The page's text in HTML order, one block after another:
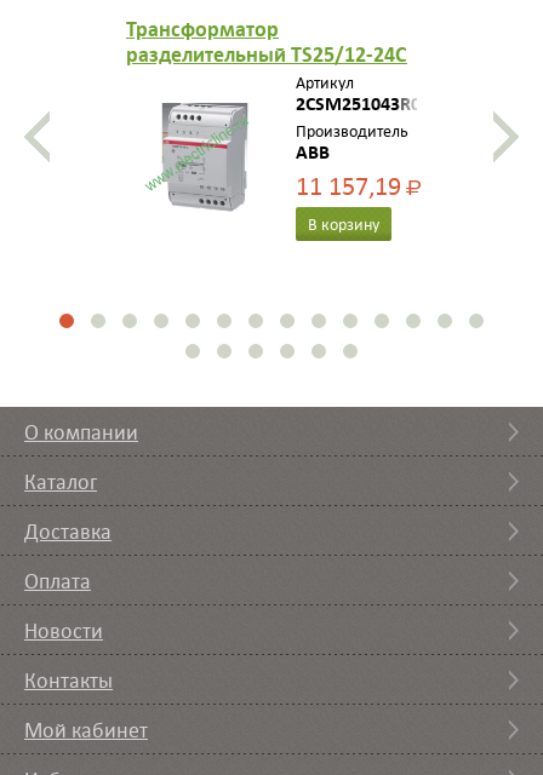
Трансформатор
разделительный TS25/12-24C
Артикул
2CSM251043R0811
Производитель
ABB
11 157,19Р
В корзину
О компании
Каталог
Доставка
Оплата
Новости
Контакты
Мой кабинет